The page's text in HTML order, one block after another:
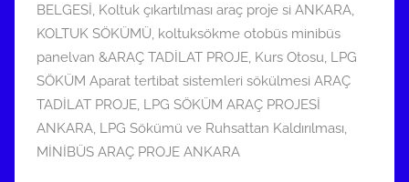
i
n
d
e
g
ö
n
BELGESİ Koltuk çıkartılması araç proje si ANKARA
KOLTUK SÖKÜMÜ koltuksökme otobüs minibüs
panelvan &ARAÇ TADİLAT PROJE Kurs Otosu LPG
SÖKÜM Aparat tertibat sistemleri sökülmesi ARAÇ
TADİLAT PROJE LPG SÖKÜM ARAÇ PROJESİ
ANKARA LPG Sökümü ve Ruhsattan Kaldırılması
MİNİBÜS ARAÇ PROJE ANKARA